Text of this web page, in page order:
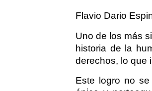
Flavio Dario
Uno de los más
historia de la
derechos, lo que
Este logro no